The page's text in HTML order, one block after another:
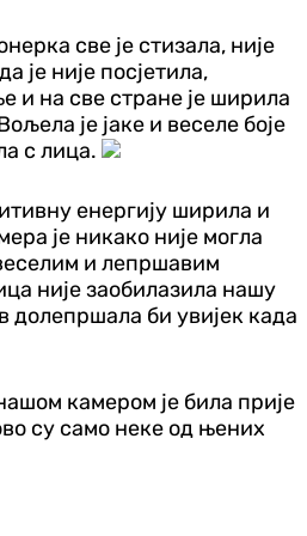
све је стизала, није
је није посјетила,
и на све стране је ширила
је јаке и веселе боје
с лица.
енергију ширила и
је никако није могла
и лепршавим
није заобилазила нашу
долепршала би увијек када
камером је била прије
су само неке од њених